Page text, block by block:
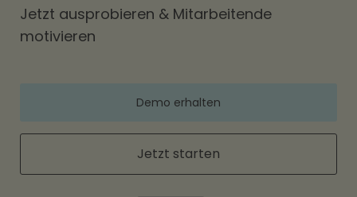
Jetzt ausprobieren & Mitarbeitende
motivieren
Demo erhalten
Jetzt starten